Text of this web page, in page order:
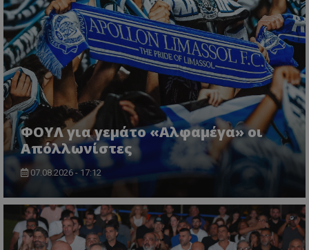
ΦΟΥΛ για γεμάτο «Αλφαμέγα» οι
Απόλλωνίστες
07.08.2026 - 17:12